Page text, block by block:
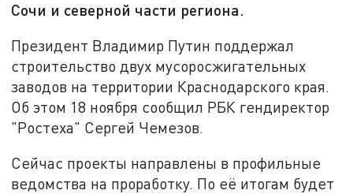
Сочи и северной части региона.
Президент Владимир Путин поддержал
строительство двух мусоросжигательных
заводов на территории Краснодарского края.
Об этом 18 ноября сообщил РБК гендиректор
"Ростеха" Сергей Чемезов.
Сейчас проекты направлены в профильные
ведомства на проработку. По её итогам будет